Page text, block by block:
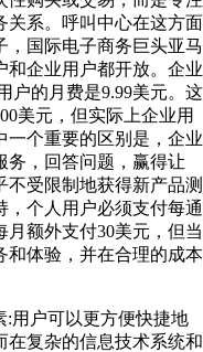
关系。呼叫中心在这方面
，国际电子商务巨头亚马
和企业用户都开放。企业
户的月费是9.99美元。这
美元，但实际上企业用
一个重要的区别是，企业
务，回答问题，赢得让
受限制地获得新产品测
，个人用户必须支付每通
月额外支付30美元，但当
和体验，并在合理的成本
户可以更方便快捷地
在复杂的信息技术系统和